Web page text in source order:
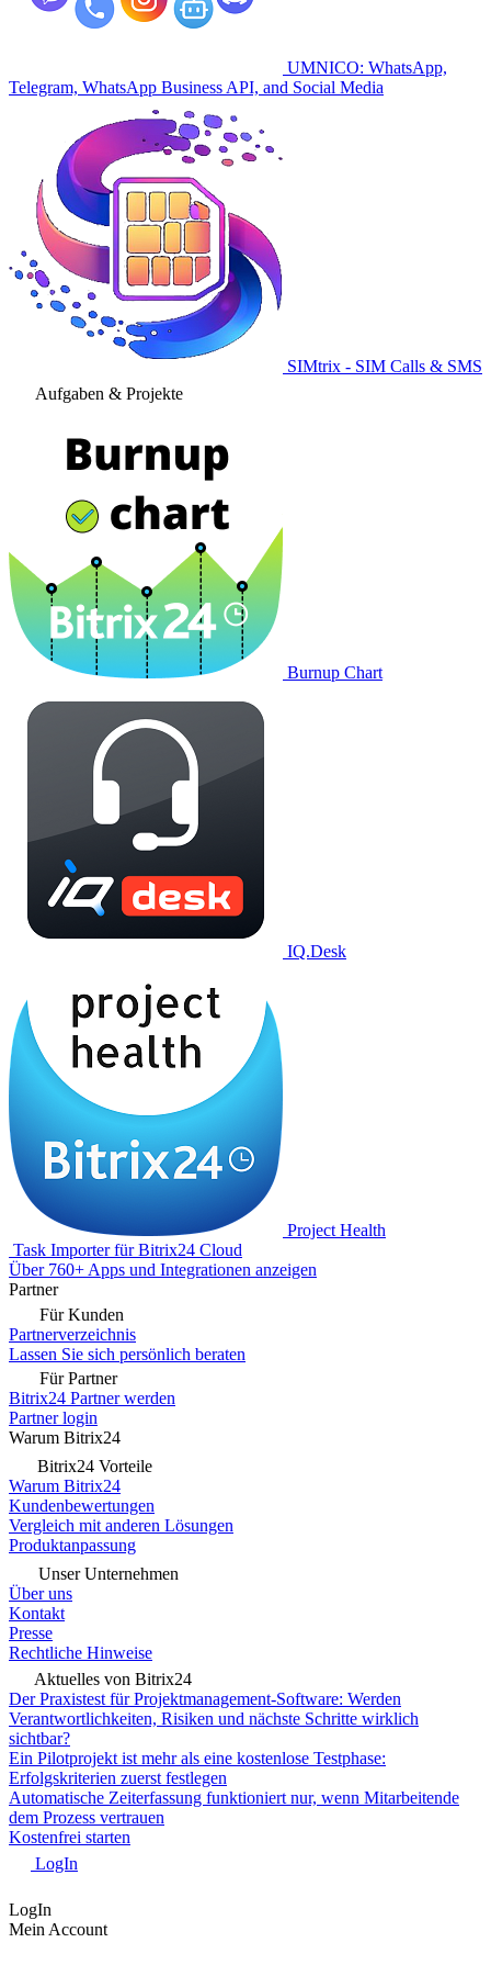
UMNICO: WhatsApp,
Telegram, WhatsApp Business API, and Social Media
SIMtrix - SIM Calls & SMS
Aufgaben & Projekte
Burnup Chart
IQ.Desk
Project Health
Task Importer für Bitrix24 Cloud
Über 760+ Apps und Integrationen anzeigen
Partner
Für Kunden
Partnerverzeichnis
Lassen Sie sich persönlich beraten
Für Partner
Bitrix24 Partner werden
Partner login
Warum Bitrix24
Bitrix24 Vorteile
Warum Bitrix24
Kundenbewertungen
Vergleich mit anderen Lösungen
Produktanpassung
Unser Unternehmen
Über uns
Kontakt
Presse
Rechtliche Hinweise
Aktuelles von Bitrix24
Der Praxistest für Projektmanagement-Software: Werden
Verantwortlichkeiten, Risiken und nächste Schritte wirklich
sichtbar?
Ein Pilotprojekt ist mehr als eine kostenlose Testphase:
Erfolgskriterien zuerst festlegen
Automatische Zeiterfassung funktioniert nur, wenn Mitarbeitende
dem Prozess vertrauen
Kostenfrei starten
LogIn
LogIn
Mein Account